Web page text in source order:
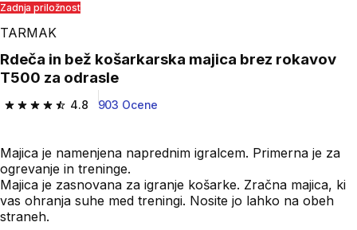
Zadnja priložnost
TARMAK
Rdeča in bež košarkarska majica brez rokavov
T500 za odrasle
4.8
4.8 od 5 zvezdic from 903 ocene
903 Ocene
Majica je namenjena naprednim igralcem. Primerna je za
ogrevanje in treninge.
Majica je zasnovana za igranje košarke. Zračna majica, ki
vas ohranja suhe med treningi. Nosite jo lahko na obeh
straneh.